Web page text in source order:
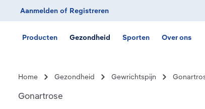
Ga naar de hoofdnavigatie
Aanmelden of Registreren
Producten Gezondheid Sporten Over ons
Home Gezondheid Gewrichtspijn
Gonartrose